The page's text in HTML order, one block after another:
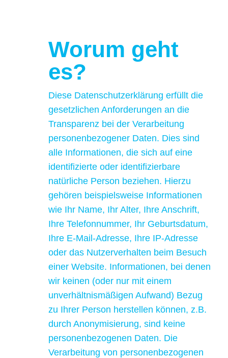
Worum geht
es?
Diese Datenschutzerklärung erfüllt die
gesetzlichen Anforderungen an die
Transparenz bei der Verarbeitung
personenbezogener Daten. Dies sind
alle Informationen, die sich auf eine
identifizierte oder identifizierbare
natürliche Person beziehen. Hierzu
gehören beispielsweise Informationen
wie Ihr Name, Ihr Alter, Ihre Anschrift,
Ihre Telefonnummer, Ihr Geburtsdatum,
Ihre E-Mail-Adresse, Ihre IP-Adresse
oder das Nutzerverhalten beim Besuch
einer Website. Informationen, bei denen
wir keinen (oder nur mit einem
unverhältnismäßigen Aufwand) Bezug
zu Ihrer Person herstellen können, z.B.
durch Anonymisierung, sind keine
personenbezogenen Daten. Die
Verarbeitung von personenbezogenen